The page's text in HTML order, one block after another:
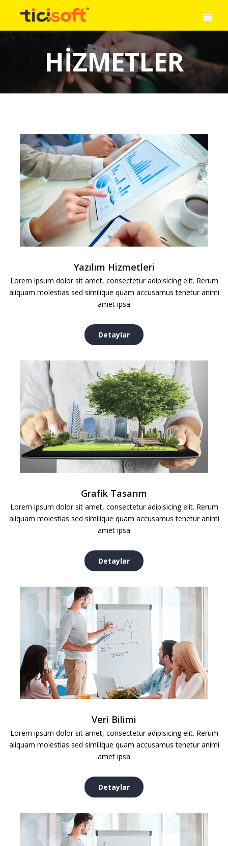
HIZMETLER
Yazılım Hizmetleri
Lorem ipsum dolor sit amet, consectetur adipisicing elit. Rerum
aliquam molestias sed similique quam accusamus tenetur animi
amet ipsa
Detaylar
Grafik Tasarım
Lorem ipsum dolor sit amet, consectetur adipisicing elit. Rerum
aliquam molestias sed similique quam accusamus tenetur animi
amet ipsa
Detaylar
Veri Bilimi
Lorem ipsum dolor sit amet, consectetur adipisicing elit. Rerum
aliquam molestias sed similique quam accusamus tenetur animi
amet ipsa
Detaylar